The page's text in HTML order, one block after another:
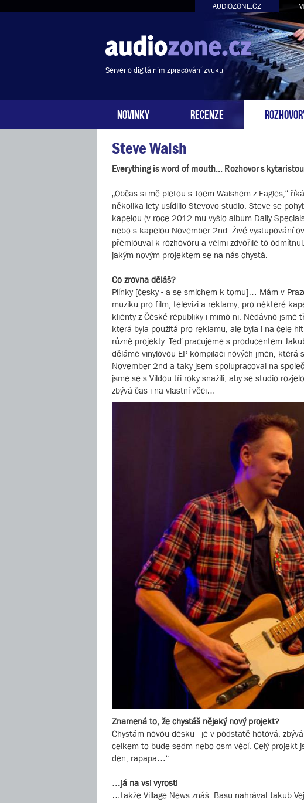
AUDIOZONE.CZ
Server o digitálním zpracování zvuku
NOVINKY RECENZE
Steve Walsh
Everything is word of mouth... Rozhovor s
„Občas si mě pletou s Joem Walshem z Eagles,“
několika lety usídlilo Stevovo studio. Steve se
kapelou (v roce 2012 mu vyšlo album Daily
nebo s kapelou November 2nd. Živé vystupování
přemlouval k rozhovoru a velmi zdvořile to
jakým novým projektem se na nás chystá.
Co zrovna děláš?
Plínky [česky - a se smíchem k tomu]… Mám v
muziku pro film, televizi a reklamy; pro některé
klienty z České republiky i mimo ni. Nedávno jsme
která byla použitá pro reklamu, ale byla i na čele
různé projekty. Teď pracujeme s producentem
děláme vinylovou EP kompilaci nových jmen,
November 2nd a taky jsem spolupracoval na
jsme se s Vildou tři roky snažili, aby se studio
zbývá čas i na vlastní věci…
Znamená to, že chystáš nějaký nový projekt?
Chystám novou desku - je v podstatě hotová,
celkem to bude sedm nebo osm věcí. Celý projekt
den, rapapa…“
…já na vsi vyrostl
…takže Village News znáš. Basu nahrával Jakub